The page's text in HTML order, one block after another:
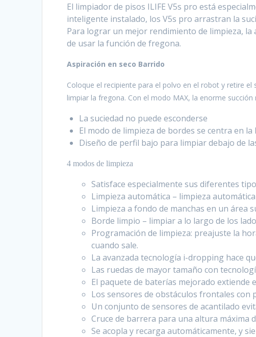
El limpiador de pisos ILIFE V5s pro está
inteligente instalado, los V5s pro arrastran la
Para lograr un mejor rendimiento de limpieza,
de usar la función de fregona.
Aspiración en seco Barrido
Coloque el recipiente para el polvo en el robot y retire
limpiar la fregona. Con el modo MAX, la enorme
La suciedad no puede esconderse
El modo de limpieza de bordes se centra en
Diseño de perfil bajo para limpiar debajo de
4 modos de limpieza
Satisface especialmente sus diferentes
Limpieza automática – limpieza
Limpieza a fondo de manchas en un área
Borde limpio – limpiar a lo largo de los
Programación de limpieza: preajuste la
cuando sale.
La avanzada tecnología i-dropping hace
Las ruedas de mayor tamaño con
El paquete de baterías mejorado extiende
Los sensores de obstáculos frontales
Un conjunto de sensores de acantilado
Cruce de barrera para una altura máxima
Se acopla y recarga automáticamente, y